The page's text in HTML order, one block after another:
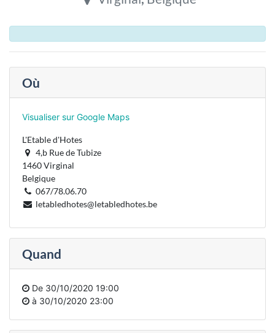
Où
Visualiser sur Google Maps
L'Etable d'Hotes
4,b Rue de Tubize
1460 Virginal
Belgique
067/78.06.70
letabledhotes@letabledhotes.be
Quand
De 30/10/2020 19:00
à 30/10/2020 23:00